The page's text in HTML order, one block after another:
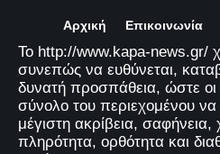
Αρχική Επικοινωνία
Το http://www.kapa-news.gr/
συνεπώς να ευθύνεται,
δυνατή προσπάθεια, ώστε οι
σύνολο του περιεχομένου να
μέγιστη ακρίβεια, σαφήνεια,
πληρότητα, ορθότητα και